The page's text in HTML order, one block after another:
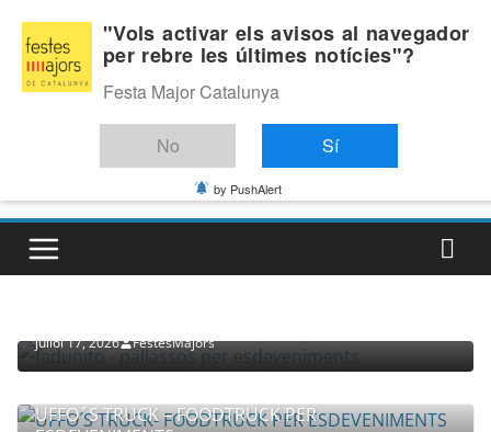
content
Divendres, agost 7, 2026
Última:
juliol 17, 2026 FestesMajors
UFFO´S TRUCK – FOODTRUCK PER
"Vols activar els avisos al navegador
per rebre les últimes notícies"?
Festa Major Catalunya
No Sí
by PushAlert